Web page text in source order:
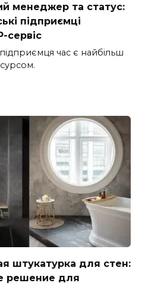
менеджер та статус:
підприємці
сервіс
час є найбільш
штукатурка для стен:
решение для